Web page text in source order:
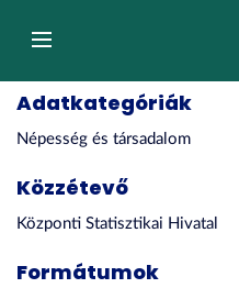
átugrásaNavigáció
Adatkategóriák
Népesség és társadalom
Közzétevő
Központi Statisztikai Hivatal
Formátumok